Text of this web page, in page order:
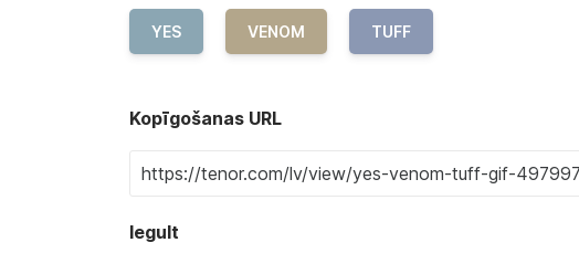
YES VENOM TUFF
Kopīgošanas URL
Iegult